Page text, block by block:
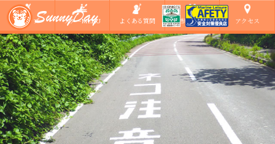
ショップ ツアーMENU よくある質問 ご参加の方へ アクセス